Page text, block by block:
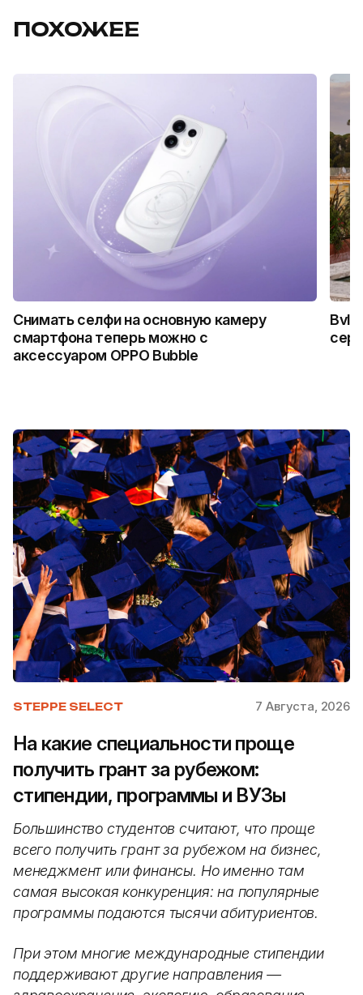
ПОХОЖЕЕ
Снимать селфи на основную камеру
смартфона теперь можно с
аксессуаром OPPO Bubble
STEPPE SELECT 7 Августа, 2026
На какие специальности проще
получить грант за рубежом:
стипендии, программы и ВУЗы
Большинство студентов считают, что проще
всего получить грант за рубежом на бизнес,
менеджмент или финансы. Но именно там
самая высокая конкуренция: на популярные
программы подаются тысячи абитуриентов.
При этом многие международные стипендии
поддерживают другие направления —